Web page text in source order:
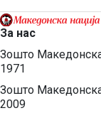
За нас
Зошто
1971
Зошто
2009